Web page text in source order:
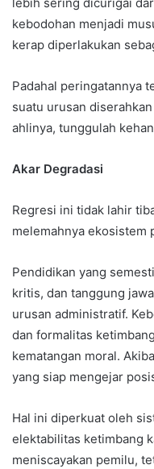
kebodohan menjadi
kerap diperlakukan
Padahal peringatannya
suatu urusan
ahlinya, tunggulah
Akar Degradasi
Regresi ini tidak lahir
melemahnya ekosistem
Pendidikan yang
kritis, dan tanggung
urusan administratif.
dan formalitas
kematangan moral.
yang siap mengejar
Hal ini diperkuat oleh
elektabilitas ketimbang
meniscayakan pemilu,